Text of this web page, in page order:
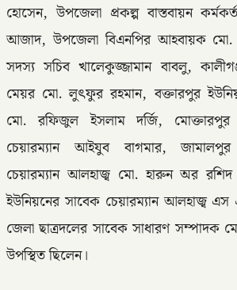
হোসেন, উপজেলা প্রকল্প বাস্তবায়ন
আজাদ, উপজেলা বিএনপির আহবায়ক মো.
সদস্য সচিব খালেকুজ্জামান বাবলু,
মেয়র মো. লুৎফুর রহমান, বক্তারপুর
মো. রফিজুল ইসলাম দর্জি, মোক্তারপুর
চেয়ারম্যান আইযুব বাগমার,
চেয়ারম্যান আলহাজ্ব মো. হারুন অর রশিদ
ইউনিয়নের সাবেক চেয়ারম্যান আলহাজ্ব
জেলা ছাত্রদলের সাবেক সাধারণ সম্পাদক
উপস্থিত ছিলেন।